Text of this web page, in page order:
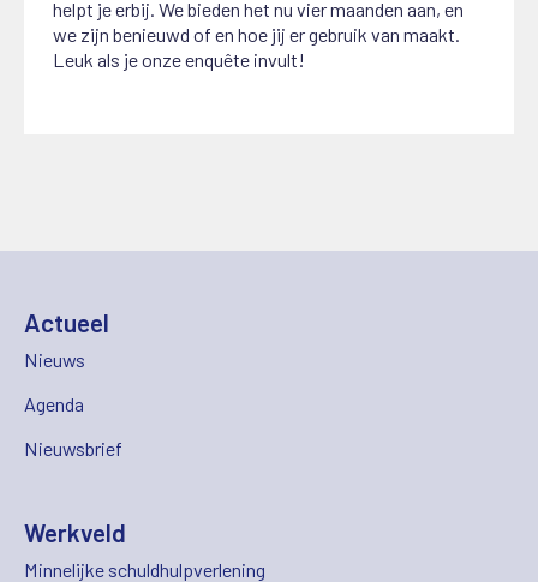
helpt je erbij. We bieden het nu vier maanden aan, en
we zijn benieuwd of en hoe jij er gebruik van maakt.
Leuk als je onze enquête invult!
Actueel
Nieuws
Agenda
Nieuwsbrief
Werkveld
Minnelijke schuldhulpverlening